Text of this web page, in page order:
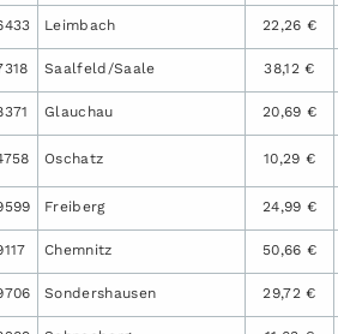
Leimbach 22,26 €
Saalfeld/Saale 38,12 €
Glauchau 20,69 €
Oschatz 10,29 €
Freiberg 24,99 €
Chemnitz 50,66 €
Sondershausen 29,72 €